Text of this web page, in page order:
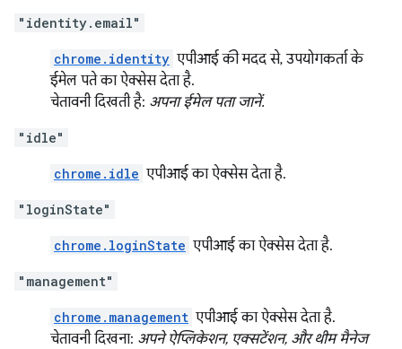
"identity.email"
chrome.identity एपीआई की मदद से, उपयोगकर्ता के
ईमेल पते का ऐक्सेस देता है.
चेतावनी दिखती है: अपना ईमेल पता जानें.
"idle"
chrome.idle एपीआई का ऐक्सेस देता है.
"loginState"
chrome.loginState एपीआई का ऐक्सेस देता है.
"management"
chrome.management एपीआई का ऐक्सेस देता है.
चेतावनी दिखना: अपने ऐप्लिकेशन, एक्सटेंशन, और थीम मैनेज